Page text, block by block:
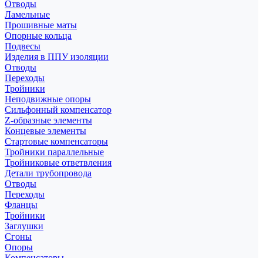
Отводы
Ламельные
Прошивные маты
Опорные кольца
Подвесы
Изделия в ППУ изоляции
Отводы
Переходы
Тройники
Неподвижные опоры
Cильфонный компенсатор
Z-образные элементы
Концевые элементы
Стартовые компенсаторы
Тройники параллельные
Тройниковые ответвления
Детали трубопровода
Отводы
Переходы
Фланцы
Тройники
Заглушки
Сгоны
Опоры